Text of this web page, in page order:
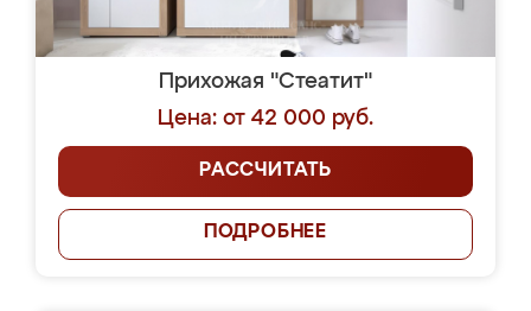
Прихожая "Стеатит"
Цена: от 42 000 руб.
РАССЧИТАТЬ
ПОДРОБНЕЕ